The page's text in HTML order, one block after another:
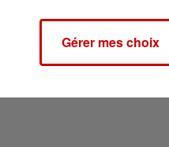
Gérer mes choix